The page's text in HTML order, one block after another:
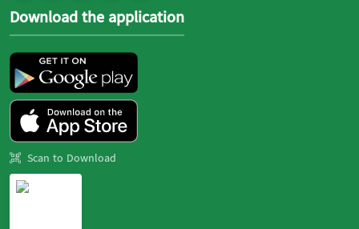
Download the application
Scan to Download